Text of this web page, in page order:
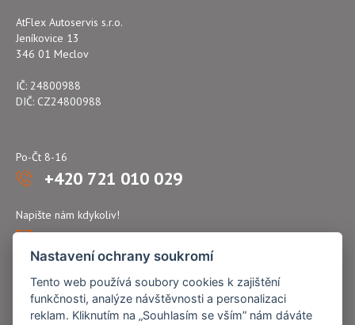
AtFlex Autoservis s.r.o.
Jeníkovice 13
346 01 Meclov
IČ: 24800988
DIČ: CZ24800988
Po-Čt 8-16
+420 721 010 029
Napište nám kdykoliv!
atflex@seznam.cz
Nastavení ochrany soukromí
Tento web používá soubory cookies k zajištění
funkčnosti, analýze návštěvnosti a personalizaci
reklam. Kliknutím na „Souhlasím se vším” nám dáváte